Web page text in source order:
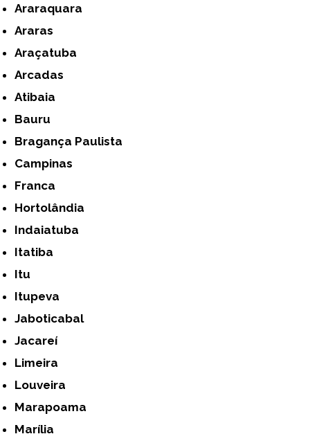
Araraquara
Araras
Araçatuba
Arcadas
Atibaia
Bauru
Bragança Paulista
Campinas
Franca
Hortolândia
Indaiatuba
Itatiba
Itu
Itupeva
Jaboticabal
Jacareí
Limeira
Louveira
Marapoama
Marília